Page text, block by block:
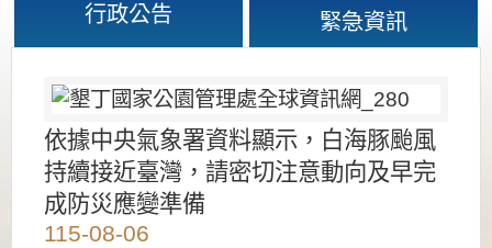
行政公告 緊急資訊
依據中央氣象署資料顯示，白海豚颱風
持續接近臺灣，請密切注意動向及早完
成防災應變準備
115-08-06